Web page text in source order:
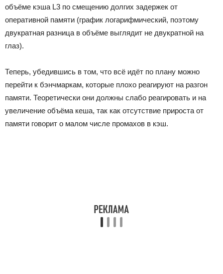
объёме кэша L3 по смещению долгих задержек от
оперативной памяти (график логарифмический, поэтому
двукратная разница в объёме выглядит не двукратной на
глаз).
Теперь, убедившись в том, что всё идёт по плану можно
перейти к бэнчмаркам, которые плохо реагируют на разгон
памяти. Теоретически они должны слабо реагировать и на
увеличение объёма кеша, так как отсутствие прироста от
памяти говорит о малом числе промахов в кэш.